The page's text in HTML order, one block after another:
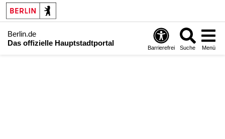
Berlin.de
Das offizielle Hauptstadtportal
Barrierefrei Suche Menü